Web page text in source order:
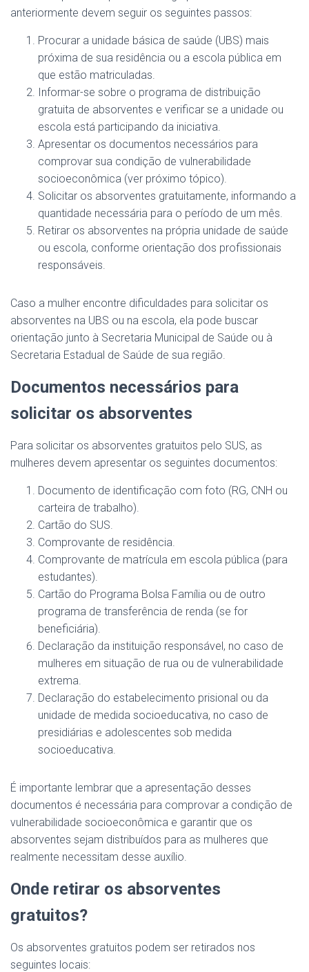
anteriormente devem seguir os seguintes passos:
Procurar a unidade básica de saúde (UBS) mais
próxima de sua residência ou a escola pública em
que estão matriculadas.
Informar-se sobre o programa de distribuição
gratuita de absorventes e verificar se a unidade ou
escola está participando da iniciativa.
Apresentar os documentos necessários para
comprovar sua condição de vulnerabilidade
socioeconômica (ver próximo tópico).
Solicitar os absorventes gratuitamente, informando a
quantidade necessária para o período de um mês.
Retirar os absorventes na própria unidade de saúde
ou escola, conforme orientação dos profissionais
responsáveis.
Caso a mulher encontre dificuldades para solicitar os
absorventes na UBS ou na escola, ela pode buscar
orientação junto à Secretaria Municipal de Saúde ou à
Secretaria Estadual de Saúde de sua região.
Documentos necessários para
solicitar os absorventes
Para solicitar os absorventes gratuitos pelo SUS, as
mulheres devem apresentar os seguintes documentos:
Documento de identificação com foto (RG, CNH ou
carteira de trabalho).
Cartão do SUS.
Comprovante de residência.
Comprovante de matrícula em escola pública (para
estudantes).
Cartão do Programa Bolsa Família ou de outro
programa de transferência de renda (se for
beneficiária).
Declaração da instituição responsável, no caso de
mulheres em situação de rua ou de vulnerabilidade
extrema.
Declaração do estabelecimento prisional ou da
unidade de medida socioeducativa, no caso de
presidiárias e adolescentes sob medida
socioeducativa.
É importante lembrar que a apresentação desses
documentos é necessária para comprovar a condição de
vulnerabilidade socioeconômica e garantir que os
absorventes sejam distribuídos para as mulheres que
realmente necessitam desse auxílio.
Onde retirar os absorventes
gratuitos?
Os absorventes gratuitos podem ser retirados nos
seguintes locais: